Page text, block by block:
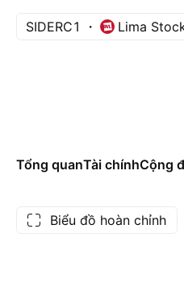
SIDERC1 Lima
Tổng quanTài chínhCộng
Biểu đồ hoàn chỉnh